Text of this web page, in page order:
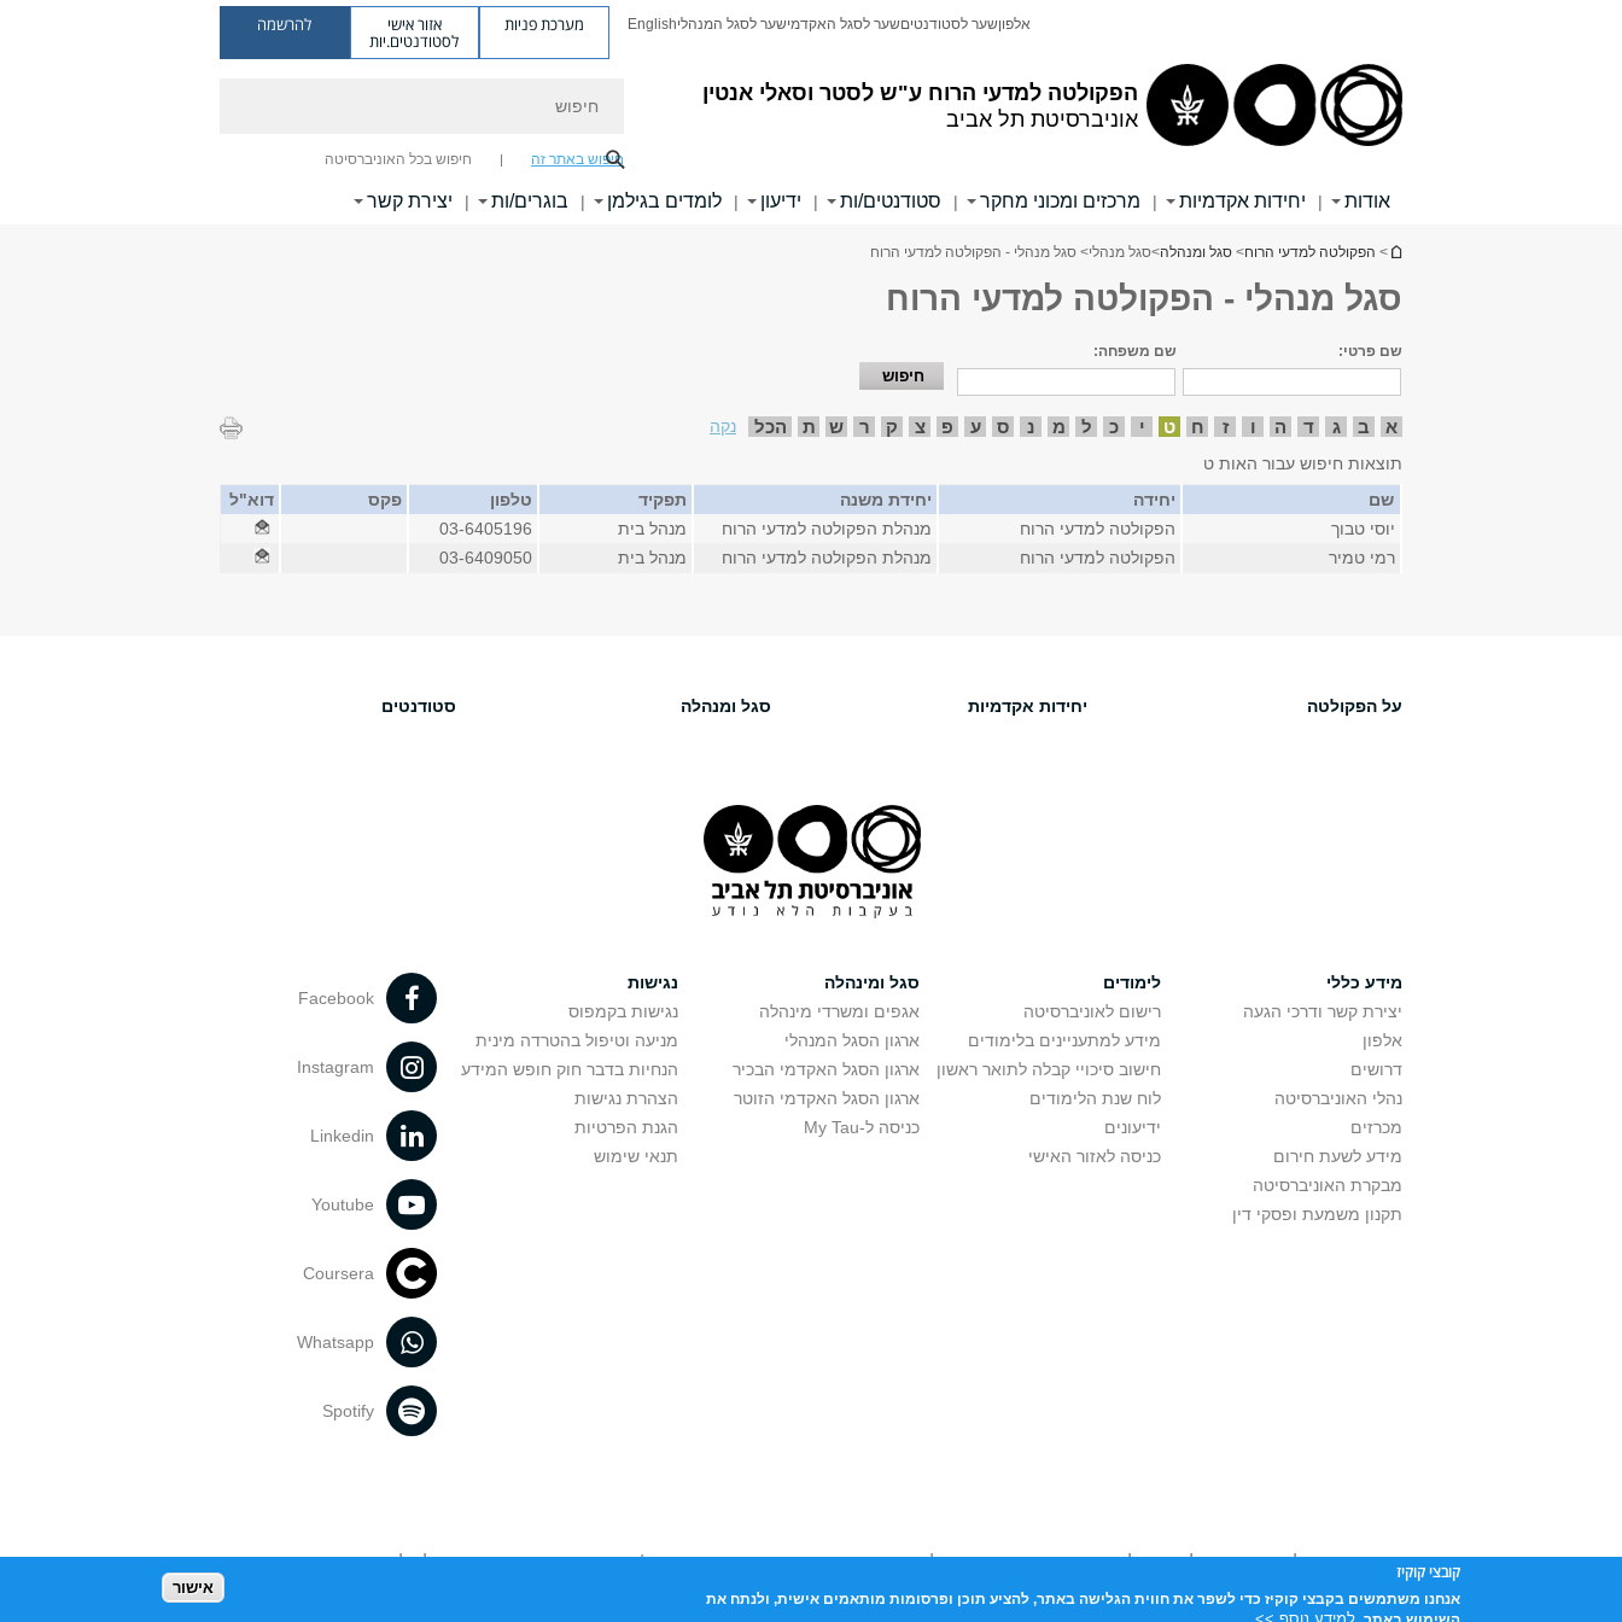
הפקולטה למדעי הרוח ע"ש לסטר וסאלי אנטין
אוניברסיטת תל אביב
אלפוןשער לסטודנטיםשער לסגל האקדמישער לסגל המנהליEnglish מערכת פניות אזור אישי
לסטודנטים.יות
להרשמה
חיפוש באתר זה חיפוש בכל האוניברסיטה
אודות | יחידות אקדמיות | מרכזים ומכוני מחקר | סטודנטים/ות | ידיעון | לומדים בגילמן | בוגרים/ות | יצירת קשר
הינך נמצא כאן
> הפקולטה למדעי הרוח> סגל ומנהלה>סגל מנהלי> סגל מנהלי - הפקולטה למדעי הרוח
סגל מנהלי - הפקולטה למדעי הרוח
שם פרטי: שם משפחה:
א ב ג ד ה ו ז ח ט י כ ל מ נ ס ע פ צ ק ר ש ת הכל
נקה
תוצאות חיפוש עבור האות ט
שם
יחידה יחידת משנה תפקיד טלפון פקס
דוא"ל
יוסי טבוך
הפקולטה למדעי הרוח מנהלת הפקולטה למדעי הרוח מנהל בית
03-6405196
רמי טמיר
הפקולטה למדעי הרוח מנהלת הפקולטה למדעי הרוח מנהל בית 03-6409050
על הפקולטה יחידות אקדמיות סגל ומנהלה סטודנטים
מידע כללי
יצירת קשר ודרכי הגעה
אלפון
דרושים
נהלי האוניברסיטה
מכרזים
מידע לשעת חירום
מבקרת האוניברסיטה
תקנון משמעת ופסקי דין
לימודים
רישום לאוניברסיטה
מידע למתעניינים בלימודים
חישוב סיכויי קבלה לתואר ראשון
לוח שנת הלימודים
ידיעונים
כניסה לאזור האישי
סגל ומינהלה
אגפים ומשרדי מינהלה
ארגון הסגל המנהלי
ארגון הסגל האקדמי הבכיר
ארגון הסגל האקדמי הזוטר
כניסה ל-My Tau
נגישות
נגישות בקמפוס
מניעה וטיפול בהטרדה מינית
הנחיות בדבר חוק חופש המידע
הצהרת נגישות
הגנת הפרטיות
תנאי שימוש
Facebook
Instagram
Linkedin
Youtube
Coursera
Whatsapp
Spotify
אוניברסיטת תל אביב עושה כל מאמץ לכבד זכויות יוצרים. אם בבעלותך זכויות יוצרים בתכנים שנמצאים פה ו/או השימוש שנעשה בתכנים אלה לדעתך מפר זכויות
שנעשה בתכנים אלה לדעתך מפר זכויות
אוניברסיטת תל-אביב, ת.ד. 39040, תל-אביב 6997801
קובצי קוקיז
אנחנו משתמשים בקבצי קוקיז כדי לשפר את חווית הגלישה באתר, להציע תוכן ופרסומות מותאמים אישית, ולנתח את
אישור